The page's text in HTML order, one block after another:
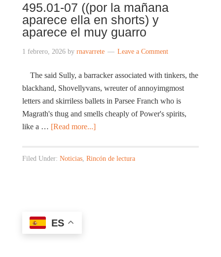
495.01-07 ((por la mañana
aparece ella en shorts) y
aparece el muy guarro
1 febrero, 2026by rnavarrete Leave a Comment
The said Sully, a barracker associated with tinkers, the
blackhand, Shovellyvans, wreuter of annoyimgmost
letters and skirriless ballets in Parsee Franch who is
Magrath's thug and smells cheaply of Power's spirits,
like a … [Read more...]
Filed Under: Noticias, Rincón de lectura
ES